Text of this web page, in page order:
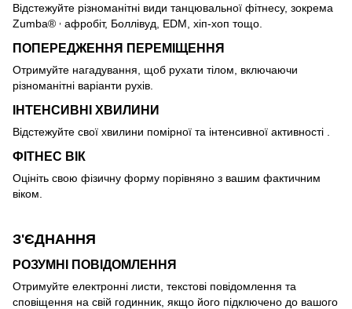
Відстежуйте різноманітні види танцювальної фітнесу, зокрема
Zumba®
афробіт, Боллівуд, EDM, хіп-хоп тощо.
ПОПЕРЕДЖЕННЯ ПЕРЕМІЩЕННЯ
Отримуйте нагадування, щоб рухати тілом, включаючи
різноманітні варіанти рухів.
ІНТЕНСИВНІ ХВИЛИНИ
Відстежуйте свої хвилини помірної та інтенсивної активності .
ФІТНЕС ВІК
Оцініть свою фізичну форму порівняно з вашим фактичним
віком.
З'ЄДНАННЯ
РОЗУМНІ ПОВІДОМЛЕННЯ
Отримуйте електронні листи, текстові повідомлення та
сповіщення на свій годинник, якщо його підключено до вашого